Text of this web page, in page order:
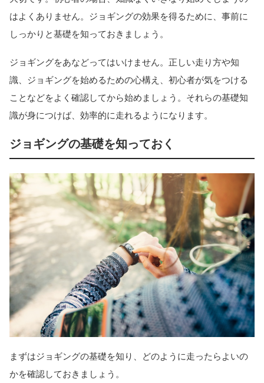
はよくありません。ジョギングの効果を得るために、事前に
しっかりと基礎を知っておきましょう。
ジョギングをあなどってはいけません。正しい走り方や知
識、ジョギングを始めるための心構え、初心者が気をつける
ことなどをよく確認してから始めましょう。それらの基礎知
識が身につけば、効率的に走れるようになります。
ジョギングの基礎を知っておく
まずはジョギングの基礎を知り、どのように走ったらよいの
かを確認しておきましょう。